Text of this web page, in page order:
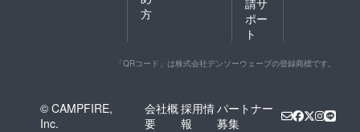
方
ポー
ト
「QRコード」は株式会社デンソーウェーブの登録商標です。
© CAMPFIRE,
Inc.
会社概
要
採用情
報
パートナー
募集